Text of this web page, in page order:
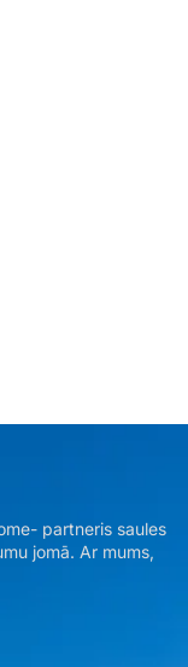
partneris saules
jomā. Ar mums,